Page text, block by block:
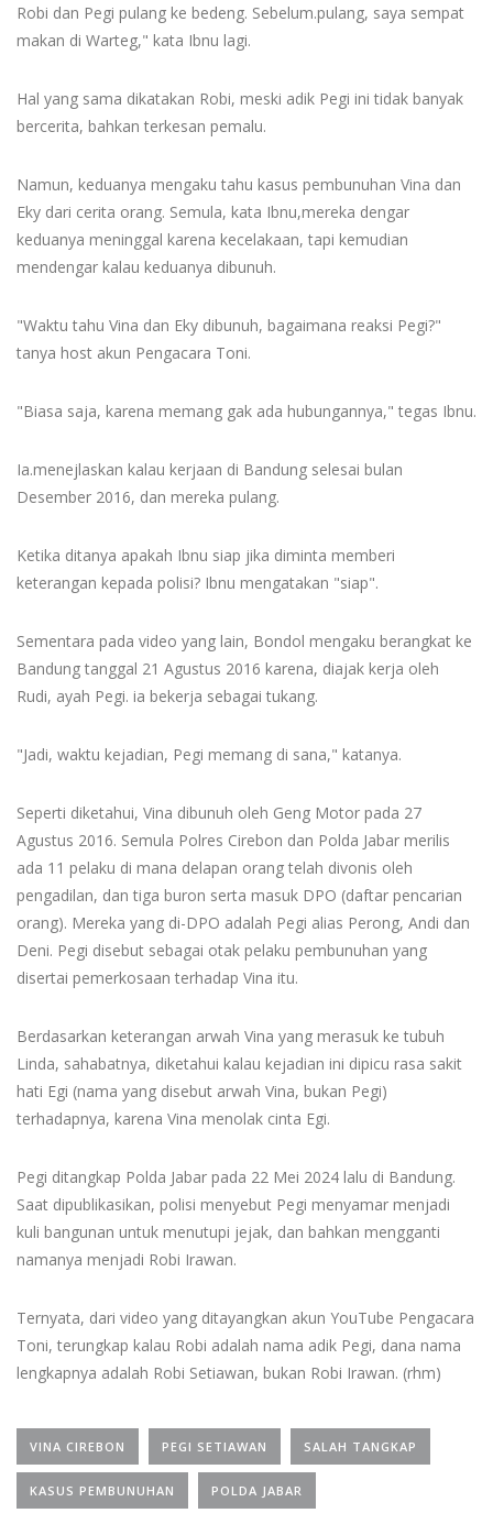
Robi dan Pegi pulang ke bedeng. Sebelum.pulang, saya sempat
makan di Warteg," kata Ibnu lagi.
Hal yang sama dikatakan Robi, meski adik Pegi ini tidak banyak
bercerita, bahkan terkesan pemalu.
Namun, keduanya mengaku tahu kasus pembunuhan Vina dan
Eky dari cerita orang. Semula, kata Ibnu,mereka dengar
keduanya meninggal karena kecelakaan, tapi kemudian
mendengar kalau keduanya dibunuh.
"Waktu tahu Vina dan Eky dibunuh, bagaimana reaksi Pegi?"
tanya host akun Pengacara Toni.
"Biasa saja, karena memang gak ada hubungannya," tegas Ibnu.
Ia.menejlaskan kalau kerjaan di Bandung selesai bulan
Desember 2016, dan mereka pulang.
Ketika ditanya apakah Ibnu siap jika diminta memberi
keterangan kepada polisi? Ibnu mengatakan "siap".
Sementara pada video yang lain, Bondol mengaku berangkat ke
Bandung tanggal 21 Agustus 2016 karena, diajak kerja oleh
Rudi, ayah Pegi. ia bekerja sebagai tukang.
"Jadi, waktu kejadian, Pegi memang di sana," katanya.
Seperti diketahui, Vina dibunuh oleh Geng Motor pada 27
Agustus 2016. Semula Polres Cirebon dan Polda Jabar merilis
ada 11 pelaku di mana delapan orang telah divonis oleh
pengadilan, dan tiga buron serta masuk DPO (daftar pencarian
orang). Mereka yang di-DPO adalah Pegi alias Perong, Andi dan
Deni. Pegi disebut sebagai otak pelaku pembunuhan yang
disertai pemerkosaan terhadap Vina itu.
Berdasarkan keterangan arwah Vina yang merasuk ke tubuh
Linda, sahabatnya, diketahui kalau kejadian ini dipicu rasa sakit
hati Egi (nama yang disebut arwah Vina, bukan Pegi)
terhadapnya, karena Vina menolak cinta Egi.
Pegi ditangkap Polda Jabar pada 22 Mei 2024 lalu di Bandung.
Saat dipublikasikan, polisi menyebut Pegi menyamar menjadi
kuli bangunan untuk menutupi jejak, dan bahkan mengganti
namanya menjadi Robi Irawan.
Ternyata, dari video yang ditayangkan akun YouTube Pengacara
Toni, terungkap kalau Robi adalah nama adik Pegi, dana nama
lengkapnya adalah Robi Setiawan, bukan Robi Irawan. (rhm)
VINA CIREBON PEGI SETIAWAN SALAH TANGKAP
KASUS PEMBUNUHAN POLDA JABAR